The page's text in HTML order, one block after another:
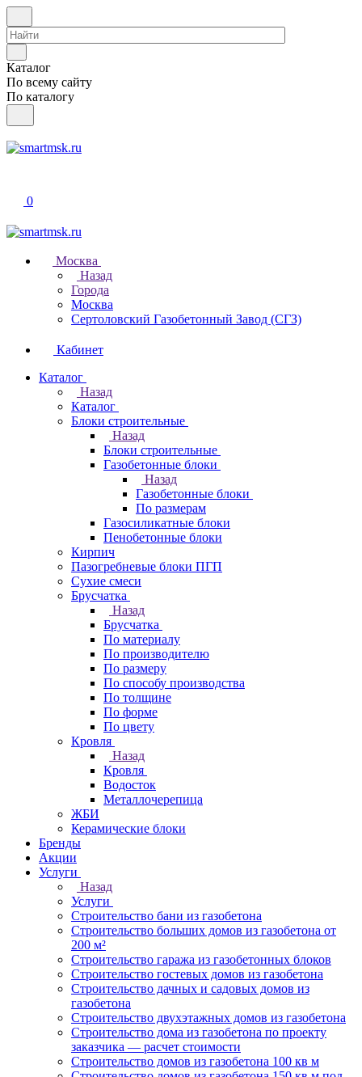
Каталог
По всему сайту
По каталогу
0
Москва
Назад
Города
Москва
Сертоловский Газобетонный Завод (СГЗ)
Кабинет
Каталог
Назад
Каталог
Блоки строительные
Назад
Блоки строительные
Газобетонные блоки
Назад
Газобетонные блоки
По размерам
Газосиликатные блоки
Пенобетонные блоки
Кирпич
Пазогребневые блоки ПГП
Сухие смеси
Брусчатка
Назад
Брусчатка
По материалу
По производителю
По размеру
По способу производства
По толщине
По форме
По цвету
Кровля
Назад
Кровля
Водосток
Металлочерепица
ЖБИ
Керамические блоки
Бренды
Акции
Услуги
Назад
Услуги
Строительство бани из газобетона
Строительство больших домов из газобетона от
200 м²
Строительство гаража из газобетонных блоков
Строительство гостевых домов из газобетона
Строительство дачных и садовых домов из
газобетона
Строительство двухэтажных домов из газобетона
Строительство дома из газобетона по проекту
заказчика — расчет стоимости
Строительство домов из газобетона 100 кв м